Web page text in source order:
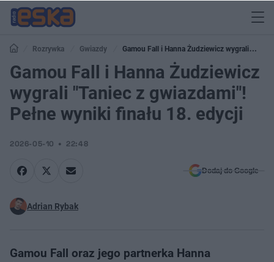
Rozrywka Gwiazdy
Gamou Fall i Hanna Żudziewicz wygrali
"Taniec z gwiazdami"! Pełne wyniki finału 18. edycji
Gamou Fall i Hanna Żudziewicz
wygrali "Taniec z gwiazdami"!
Pełne wyniki finału 18. edycji
2026-05-10 22:48
Dodaj do Google
Adrian Rybak
Gamou Fall oraz jego partnerka Hanna